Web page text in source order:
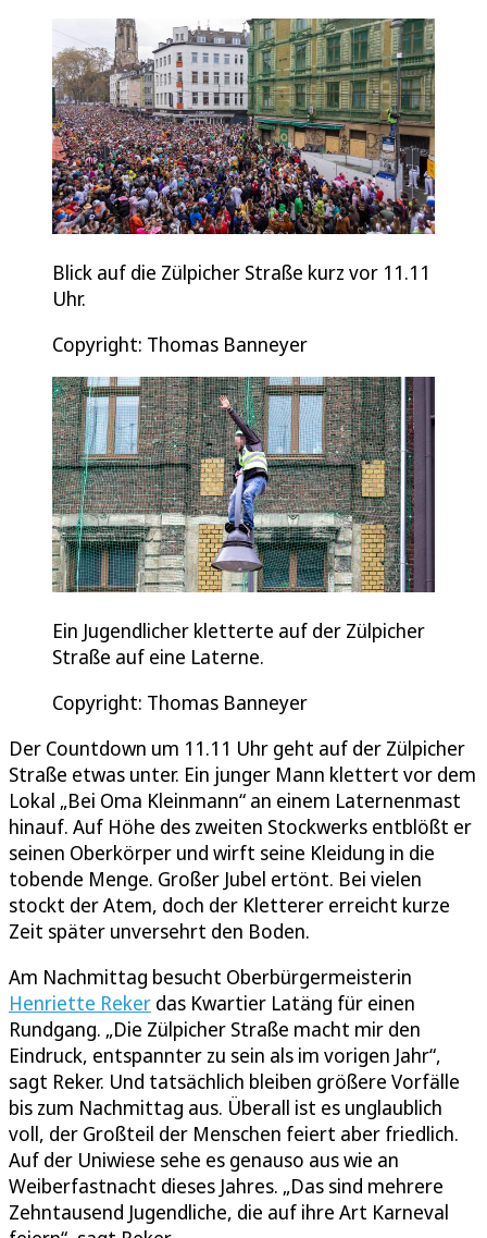
Blick auf die Zülpicher Straße kurz vor 11.11
Uhr.
Copyright: Thomas Banneyer
Ein Jugendlicher kletterte auf der Zülpicher
Straße auf eine Laterne.
Copyright: Thomas Banneyer
Der Countdown um 11.11 Uhr geht auf der Zülpicher
Straße etwas unter. Ein junger Mann klettert vor dem
Lokal „Bei Oma Kleinmann“ an einem Laternenmast
hinauf. Auf Höhe des zweiten Stockwerks entblößt er
seinen Oberkörper und wirft seine Kleidung in die
tobende Menge. Großer Jubel ertönt. Bei vielen
stockt der Atem, doch der Kletterer erreicht kurze
Zeit später unversehrt den Boden.
Am Nachmittag besucht Oberbürgermeisterin
Henriette Reker das Kwartier Latäng für einen
Rundgang. „Die Zülpicher Straße macht mir den
Eindruck, entspannter zu sein als im vorigen Jahr“,
sagt Reker. Und tatsächlich bleiben größere Vorfälle
bis zum Nachmittag aus. Überall ist es unglaublich
voll, der Großteil der Menschen feiert aber friedlich.
Auf der Uniwiese sehe es genauso aus wie an
Weiberfastnacht dieses Jahres. „Das sind mehrere
Zehntausend Jugendliche, die auf ihre Art Karneval